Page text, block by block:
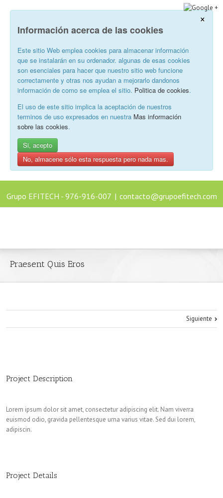
×
Información acerca de las cookies
Este sitio Web emplea cookies para almacenar información
que se instalarán en su ordenador. algunas de esas cookies
son esenciales para hacer que nuestro sitio web funcione
correctamente y otras nos ayudan a mejorarlo dandonos
información de como se emplea el sitio. Politica de cookies.
El uso de este sitio implica la aceptación de nuestros
terminos de uso expresados en nuestra Mas información
sobre las cookies.
Si, acepto
No, almacene sólo esta respuesta pero nada mas.
Grupo EFITECH - 976-916-007 | contacto@grupoefitech.com
Praesent Quis Eros
Siguiente
Project Description
Lorem ipsum dolor sit amet, consectetur adipiscing elit. Nam viverra
euismod odio, gravida pellentesque urna varius vitae. Sed dui lorem,
adipiscin.
Project Details